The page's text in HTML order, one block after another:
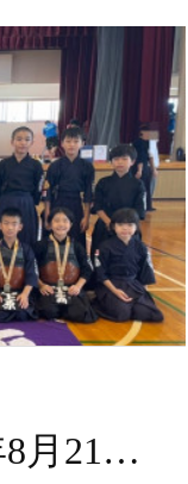
稽古風景〜令和4年8月21日（日）〜